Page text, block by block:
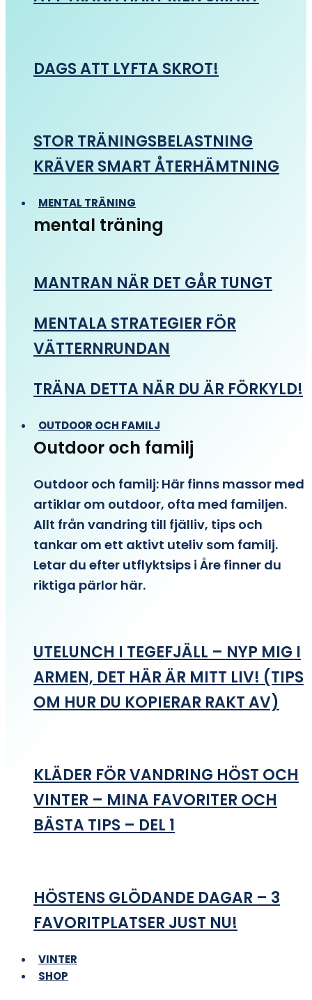
DAGS ATT LYFTA SKROT!
STOR TRÄNINGSBELASTNING
KRÄVER SMART ÅTERHÄMTNING
MENTAL TRÄNING
mental träning
MANTRAN NÄR DET GÅR TUNGT
MENTALA STRATEGIER FÖR
VÄTTERNRUNDAN
TRÄNA DETTA NÄR DU ÄR FÖRKYLD!
OUTDOOR OCH FAMILJ
Outdoor och familj
Outdoor och familj: Här finns massor med
artiklar om outdoor, ofta med familjen.
Allt från vandring till fjälliv, tips och
tankar om ett aktivt uteliv som familj.
Letar du efter utflyktsips i Åre finner du
riktiga pärlor här.
UTELUNCH I TEGEFJÄLL – NYP MIG I
ARMEN, DET HÄR ÄR MITT LIV! (TIPS
OM HUR DU KOPIERAR RAKT AV)
KLÄDER FÖR VANDRING HÖST OCH
VINTER – MINA FAVORITER OCH
BÄSTA TIPS – DEL 1
HÖSTENS GLÖDANDE DAGAR – 3
FAVORITPLATSER JUST NU!
VINTER
SHOP